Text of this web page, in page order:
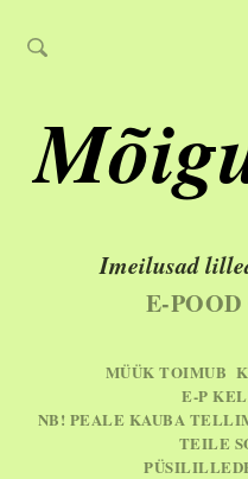
Imeilusad
E-
MÜÜK TOIMUB
E-P
NB! PEALE KAUBA
TEILE